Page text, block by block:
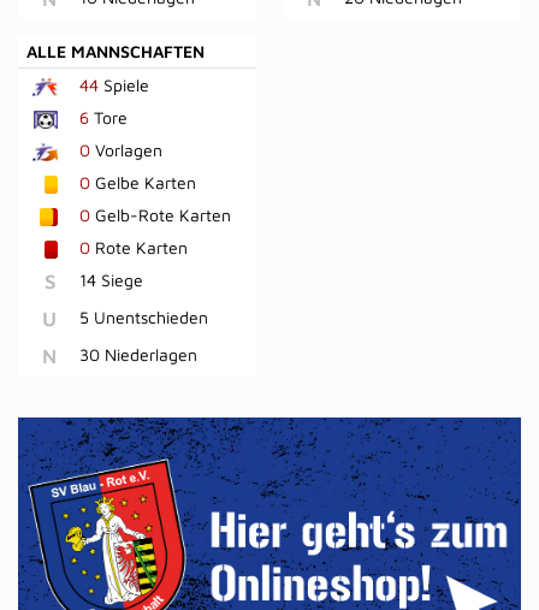
ALLE MANNSCHAFTEN
44 Spiele
6 Tore
0 Vorlagen
0 Gelbe Karten
0 Gelb-Rote Karten
0 Rote Karten
S 14 Siege
U 5 Unentschieden
N 30 Niederlagen